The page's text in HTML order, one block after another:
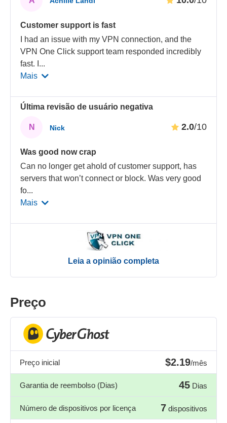
Customer support is fast
I had an issue with my VPN connection, and the
VPN One Click support team responded incredibly
fast. I ...
Mais
Última revisão de usuário negativa
N Nick 2.0/10
Was good now crap
Can no longer get ahold of customer support, has
servers that won’t connect or block. Was very good
fo...
Mais
Leia a opinião completa
Preço
Preço inicial $2.19/mês
Garantia de reembolso (Dias) 45 Dias
Número de dispositivos por licença 7 dispositivos